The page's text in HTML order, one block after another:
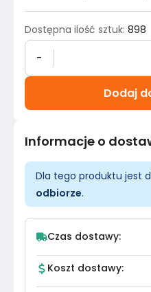
Dostępna ilość sztuk: 898
-
Dodaj
Informacje o
Dla tego produktu jest
odbiorze.
Czas dostawy:
Koszt dostawy: